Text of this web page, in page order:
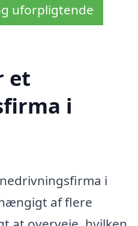
uforpligtende
et
i
i
af flere